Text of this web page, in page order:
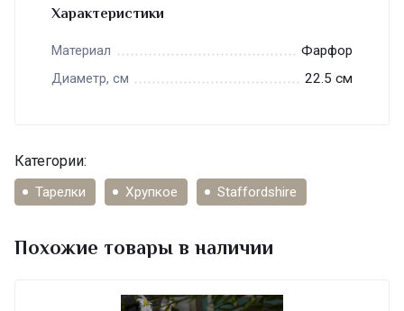
Характеристики
Материал Фарфор
Диаметр, см 22.5 см
Категории:
Тарелки Хрупкое Staffordshire
Похожие товары в наличии